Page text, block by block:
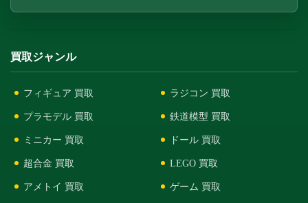
買取ジャンル
フィギュア 買取 ラジコン 買取
プラモデル 買取 鉄道模型 買取
ミニカー 買取 ドール 買取
超合金 買取 LEGO 買取
アメトイ 買取 ゲーム 買取